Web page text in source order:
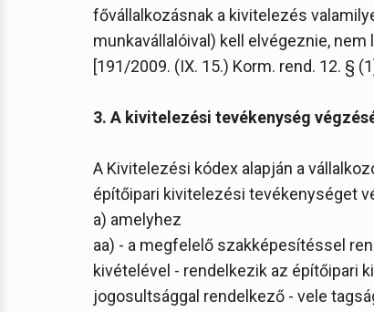
fővállalkozásnak a kivitelezés
munkavállalóival) kell elvégeznie,
[191/2009. (IX. 15.) Korm. rend. 12. §
3. A kivitelezési tevékenység
A Kivitelezési kódex alapján a
építőipari kivitelezési tevékenységet
a) amelyhez
aa) - a megfelelő szakképesítéssel
kivételével - rendelkezik az építőipari
jogosultsággal rendelkező - vele